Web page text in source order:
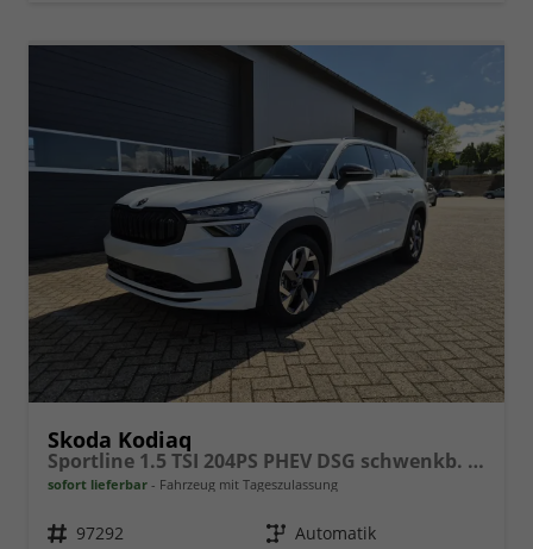
Skoda Kodiaq
Sportline 1.5 TSI 204PS PHEV DSG schwenkb. AHK elektr. PanoDach HUD Alcantara PDC v+h 360°Kamera CANTON Sound Klimaautomatik Sitzheizung Lenkradheizung Navi Apple CarPlay Android Auto 2xKeyless 19"LM vollelektr. Reichweite 116KM
sofort lieferbar Fahrzeug mit Tageszulassung
Fahrzeugnr. 97292 Getriebe Automatik